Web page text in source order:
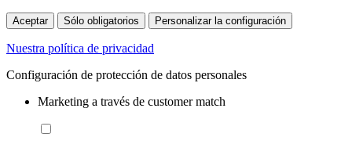
Aceptar Sólo obligatorios Personalizar la configuración
Nuestra política de privacidad
Configuración de protección de datos personales
Marketing a través de customer match